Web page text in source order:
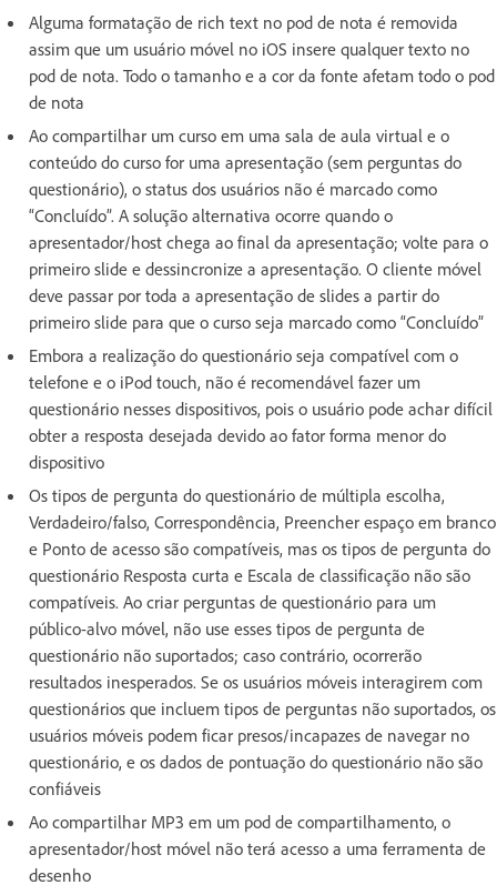
Alguma formatação de rich text no pod de nota é removida
assim que um usuário móvel no iOS insere qualquer texto no
pod de nota. Todo o tamanho e a cor da fonte afetam todo o pod
de nota
Ao compartilhar um curso em uma sala de aula virtual e o
conteúdo do curso for uma apresentação (sem perguntas do
questionário), o status dos usuários não é marcado como
“Concluído”. A solução alternativa ocorre quando o
apresentador/host chega ao final da apresentação; volte para o
primeiro slide e dessincronize a apresentação. O cliente móvel
deve passar por toda a apresentação de slides a partir do
primeiro slide para que o curso seja marcado como “Concluído”
Embora a realização do questionário seja compatível com o
telefone e o iPod touch, não é recomendável fazer um
questionário nesses dispositivos, pois o usuário pode achar difícil
obter a resposta desejada devido ao fator forma menor do
dispositivo
Os tipos de pergunta do questionário de múltipla escolha,
Verdadeiro/falso, Correspondência, Preencher espaço em branco
e Ponto de acesso são compatíveis, mas os tipos de pergunta do
questionário Resposta curta e Escala de classificação não são
compatíveis. Ao criar perguntas de questionário para um
público-alvo móvel, não use esses tipos de pergunta de
questionário não suportados; caso contrário, ocorrerão
resultados inesperados. Se os usuários móveis interagirem com
questionários que incluem tipos de perguntas não suportados, os
usuários móveis podem ficar presos/incapazes de navegar no
questionário, e os dados de pontuação do questionário não são
confiáveis
Ao compartilhar MP3 em um pod de compartilhamento, o
apresentador/host móvel não terá acesso a uma ferramenta de
desenho